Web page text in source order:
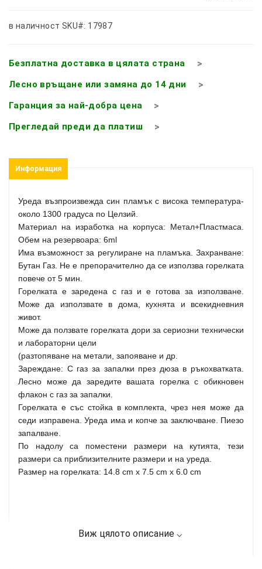
в наличност SKU#: 17987
Безплатна доставка в цялата страна
Лесно връщане или замяна до 14 дни
Гаранция за най-добра цена
Прегледай преди да платиш
Информация
Уреда възпроизвежда син пламък с висока температура-
около 1300 градуса по Целзий.
Материал на изработка на корпуса: Метал+Пластмаса.
Обем на резервоара: 6ml
Има възможност за регулиране на пламъка. Захранване:
Бутан Газ. Не е препорачително да се използва горелката
повече от 5 мин.
Горелката е заредена с газ и е готова за използване.
Може да използвате в дома, кухнята и всекидневния
живот.
Може да ползвате горелката дори за сериозни технически
и лабораторни цели
(разтопяване на метали, запояване и др.
Зареждане: С газ за запалки през дюза в ръкохватката.
Лесно може да заредите вашата горелка с обикновен
флакон с газ за запалки.
Горелката е със стойка в комплекта, чрез нея може да
седи изправена. Уреда има и копче за заключване. Пиезо
запалване.
По надолу са поместени размери на кутията, тези
размери са приблизителните размери и на уреда.
Размер на горелката: 14.8 cm x 7.5 cm x 6.0 cm